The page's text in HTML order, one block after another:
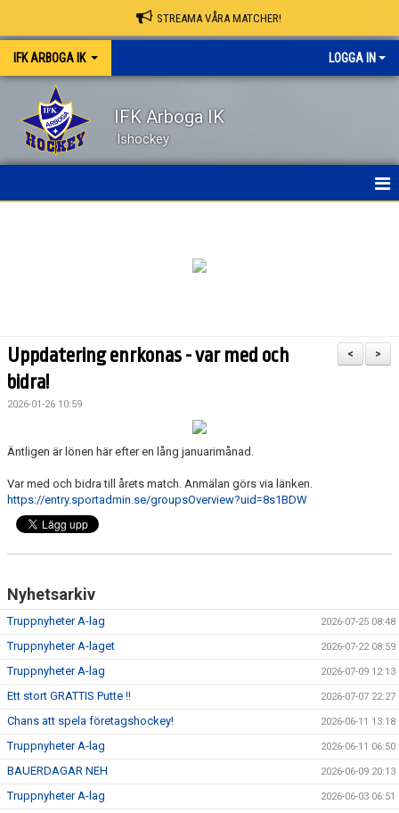
STREAMA VÅRA MATCHER!
IFK ARBOGA IK LOGGA IN
IFK Arboga IK
Ishockey
KALENDER
DOKUMENT
VÅRA LAG
MATCHER
ISSCHEMA
DEN BLÅVITA VÄGEN
BILJETTER
BLI HOCKEYDOMARE
A-LAGETS MATCHER 25/26
KLUBBPROFIL
>
<
Uppdatering enrkonas - var med och
bidra!
2026-01-26 10:59
Äntligen är lönen här efter en lång januarimånad.
Var med och bidra till årets match. Anmälan görs via länken.
https://entry.sportadmin.se/groupsOverview?uid=8s1BDW
Nyhetsarkiv
Truppnyheter A-lag 2026-07-25 08:48
Truppnyheter A-laget 2026-07-22 08:59
Truppnyheter A-lag 2026-07-09 12:13
Ett stort GRATTIS Putte !! 2026-07-07 22:27
Chans att spela företagshockey! 2026-06-11 13:18
Truppnyheter A-lag 2026-06-11 06:50
BAUERDAGAR NEH 2026-06-09 20:13
Truppnyheter A-lag 2026-06-03 06:51